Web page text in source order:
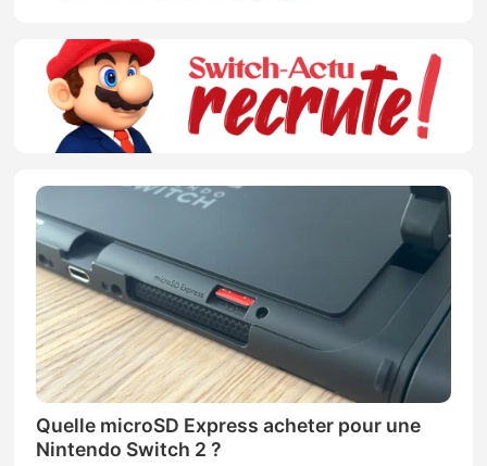
Quelle microSD Express acheter pour une
Nintendo Switch 2 ?